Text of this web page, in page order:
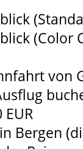
(Color
von
Bergen